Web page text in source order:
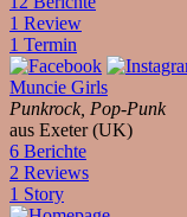
1 Review
1 Termin
Muncie Girls
Punkrock, Pop-Punk
aus Exeter (UK)
6 Berichte
2 Reviews
1 Story